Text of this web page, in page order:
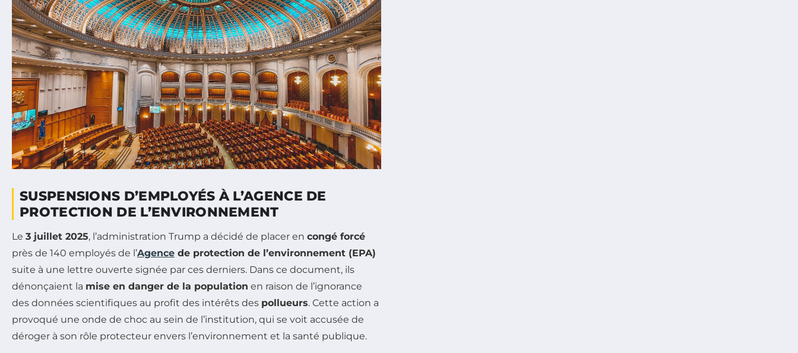
SUSPENSIONS D’EMPLOYÉS À L’AGENCE DE
PROTECTION DE L’ENVIRONNEMENT
Le 3 juillet 2025, l’administration Trump a décidé de placer en congé forcé
près de 140 employés de l’Agence de protection de l’environnement (EPA)
suite à une lettre ouverte signée par ces derniers. Dans ce document, ils
dénonçaient la mise en danger de la population en raison de l’ignorance
des données scientifiques au profit des intérêts des pollueurs. Cette action a
provoqué une onde de choc au sein de l’institution, qui se voit accusée de
déroger à son rôle protecteur envers l’environnement et la santé publique.